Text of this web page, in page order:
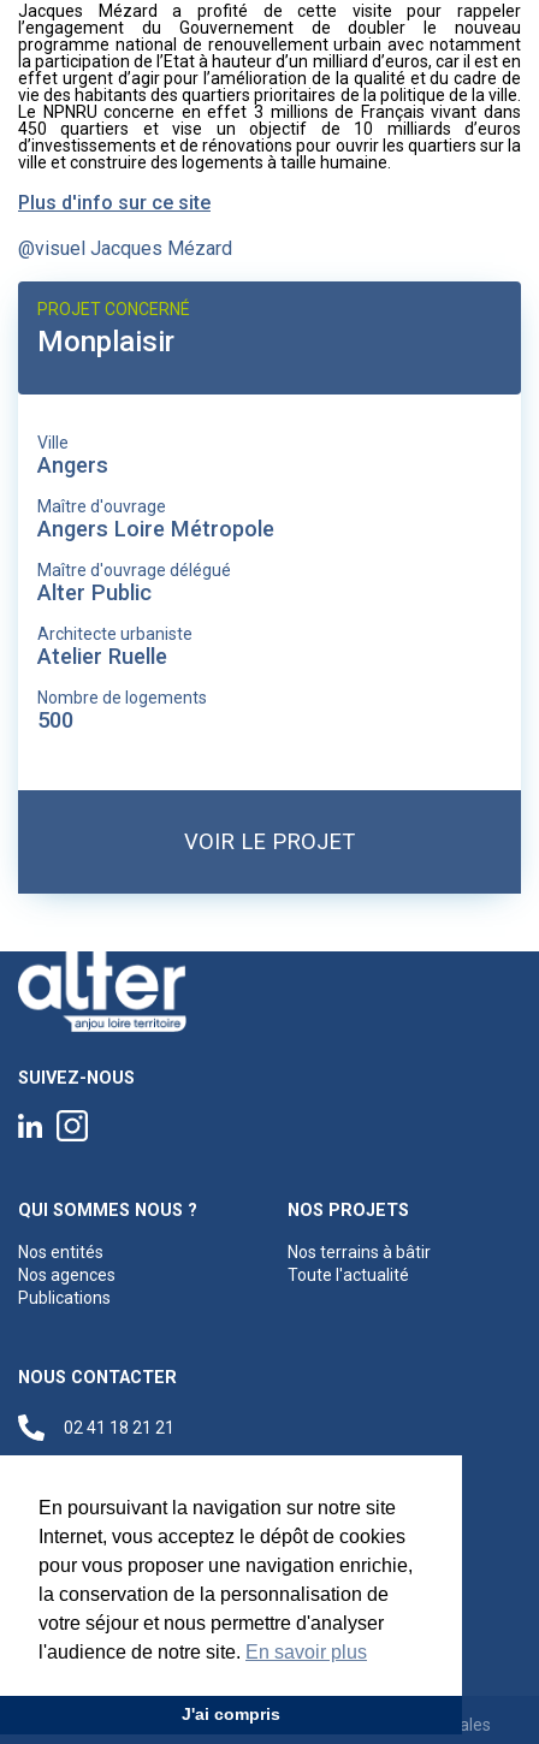
En poursuivant la navigation sur notre site
Internet, vous acceptez le dépôt de cookies
pour vous proposer une navigation enrichie,
la conservation de la personnalisation de
votre séjour et nous permettre d'analyser
l'audience de notre site. En savoir plus
J'ai compris
Jacques Mézard a profité de cette visite pour rappeler
l’engagement du Gouvernement de doubler le nouveau
programme national de renouvellement urbain avec notamment
la participation de l’Etat à hauteur d’un milliard d’euros, car il est en
effet urgent d’agir pour l’amélioration de la qualité et du cadre de
vie des habitants des quartiers prioritaires de la politique de la ville.
Le NPNRU concerne en effet 3 millions de Français vivant dans
450 quartiers et vise un objectif de 10 milliards d’euros
d’investissements et de rénovations pour ouvrir les quartiers sur la
ville et construire des logements à taille humaine.
Plus d'info sur ce site
@visuel Jacques Mézard
PROJET CONCERNÉ
Monplaisir
Ville
Angers
Maître d'ouvrage
Angers Loire Métropole
Maître d'ouvrage délégué
Alter Public
Architecte urbaniste
Atelier Ruelle
Nombre de logements
500
VOIR LE PROJET
SUIVEZ-NOUS
QUI SOMMES NOUS ?
Nos entités
Nos agences
Publications
NOS PROJETS
Nos terrains à bâtir
Toute l'actualité
NOUS CONTACTER
02 41 18 21 21
Siège social
Maréchal Foch,
49100 Angers
Rejoignez-nous Mentions légales